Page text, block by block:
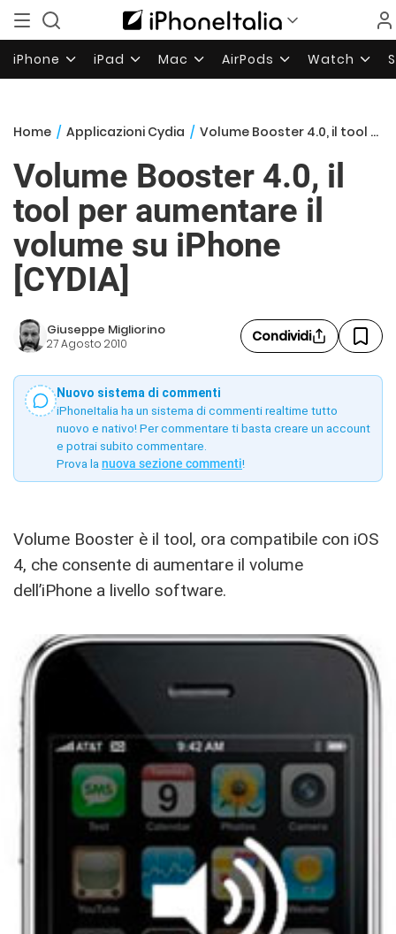
iPhone iPad Mac AirPods Watch
Home / Applicazioni Cydia / Volume Booster 4.0, il tool per aumentare il volume su iPhone [CYDIA]
Volume Booster 4.0, il
tool per aumentare il
volume su iPhone
[CYDIA]
Giuseppe Migliorino
27 Agosto 2010 Condividi
Nuovo sistema di commenti
iPhoneItalia ha un sistema di commenti realtime tutto
nuovo e nativo! Per commentare ti basta creare un account
e potrai subito commentare.
Prova la nuova sezione commenti!
Volume Booster è il tool, ora compatibile con iOS
4, che consente di aumentare il volume
dell’iPhone a livello software.